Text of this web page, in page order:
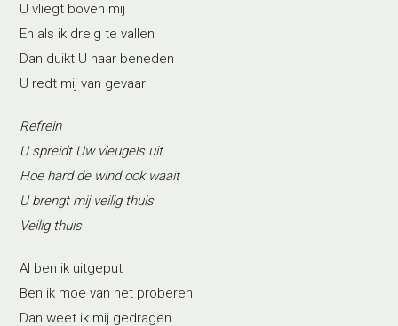
U vliegt boven mij
En als ik dreig te vallen
Dan duikt U naar beneden
U redt mij van gevaar
Refrein
U spreidt Uw vleugels uit
Hoe hard de wind ook waait
U brengt mij veilig thuis
Veilig thuis
Al ben ik uitgeput
Ben ik moe van het proberen
Dan weet ik mij gedragen